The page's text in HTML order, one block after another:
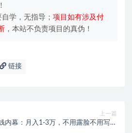
学，无指导； 项目如有涉及付
，本站不负责项目的真伪！
链接
上一篇
内幕：月入1-3万，不用露脸不用写，